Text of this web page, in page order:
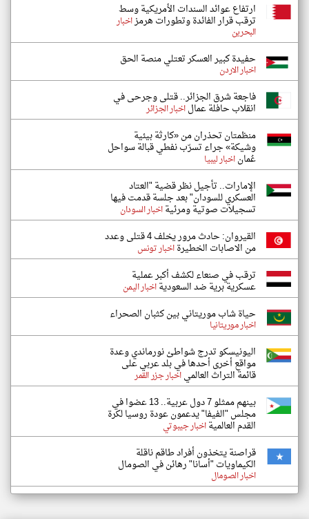
ارتفاع عوائد السندات الأمريكية وسط
ترقب قرار الفائدة وتطورات هرمزاخبار
البحرين
حفيدة كبير العسكر تعتلي منصة الحق
اخبار الاردن
فاجعة شرق الجزائر.. قتلى وجرحى في
انقلاب حافلة عمالاخبار الجزائر
منظمتان تحذران من «كارثة بيئية
وشيكة» جراء تسرّب نفطي قبالة سواحل
عُماناخبار ليبيا
الإمارات.. تأجيل نظر قضية "العتاد
العسكري للسودان" بعد جلسة قدمت فيها
تسجيلات صوتية ومرئيةاخبار السودان
القيروان: حادث مرور يخلف 4 قتلى وعدد
من الاصابات الخطيرةاخبار تونس
ترقب في صنعاء لكشف أكبر عملية
عسكرية برية ضد السعوديةاخبار اليمن
حياة شاب موريتاني بين كثبان الصحراء
اخبار موريتانيا
اليونيسكو تدرج شواطئ نورماندي وعدة
مواقع أخرى أحدها في بلد عربي على
قائمة التراث العالمياخبار جزر القمر
بينهم ممثلو 7 دول عربية.. 13 عضوا في
مجلس "الفيفا" يدعمون عودة روسيا لكرة
القدم العالميةاخبار جيبوتي
قراصنة يتخذون أفراد طاقم ناقلة
الكيماويات "أسانا" رهائن في الصومال
اخبار الصومال